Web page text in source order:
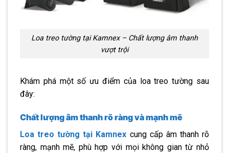
Loa treo tường tại Kamnex – Chất lượng âm thanh
vượt trội
Khám phá một số ưu điểm của loa treo tường sau
đây:
Chất lượng âm thanh rõ ràng và mạnh mẽ
Loa treo tường tại Kamnex cung cấp âm thanh rõ
ràng, mạnh mẽ, phù hợp với mọi không gian từ nhỏ